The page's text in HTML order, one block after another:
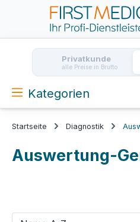
Zum Hauptinhalt springen
Privatkunde
alle Preise in Brutto
Kategorien
Startseite Diagnostik
Auswertung-